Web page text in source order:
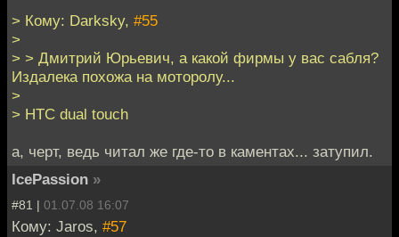
> Кому: Darksky, #55
>
> > Дмитрий Юрьевич, а какой фирмы у вас сабля?
Издалека похожа на моторолу...
>
> HTC dual touch
а, черт, ведь читал же где-то в каментах... затупил.
IcePassion »
#81 | 01.07.08 16:07
Кому: Jaros, #57